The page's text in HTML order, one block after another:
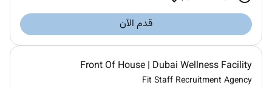
قدم الآن
Front Of House | Dubai Wellness Facility
Fit Staff Recruitment Agency